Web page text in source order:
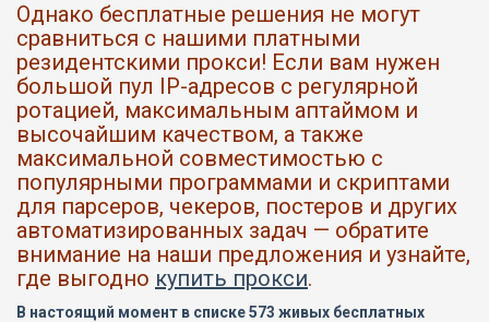
Однако бесплатные решения не могут
сравниться с нашими платными
резидентскими прокси! Если вам нужен
большой пул IP-адресов с регулярной
ротацией, максимальным аптаймом и
высочайшим качеством, а также
максимальной совместимостью с
популярными программами и скриптами
для парсеров, чекеров, постеров и других
автоматизированных задач — обратите
внимание на наши предложения и узнайте,
где выгодно купить прокси.
В настоящий момент в списке 573 живых бесплатных